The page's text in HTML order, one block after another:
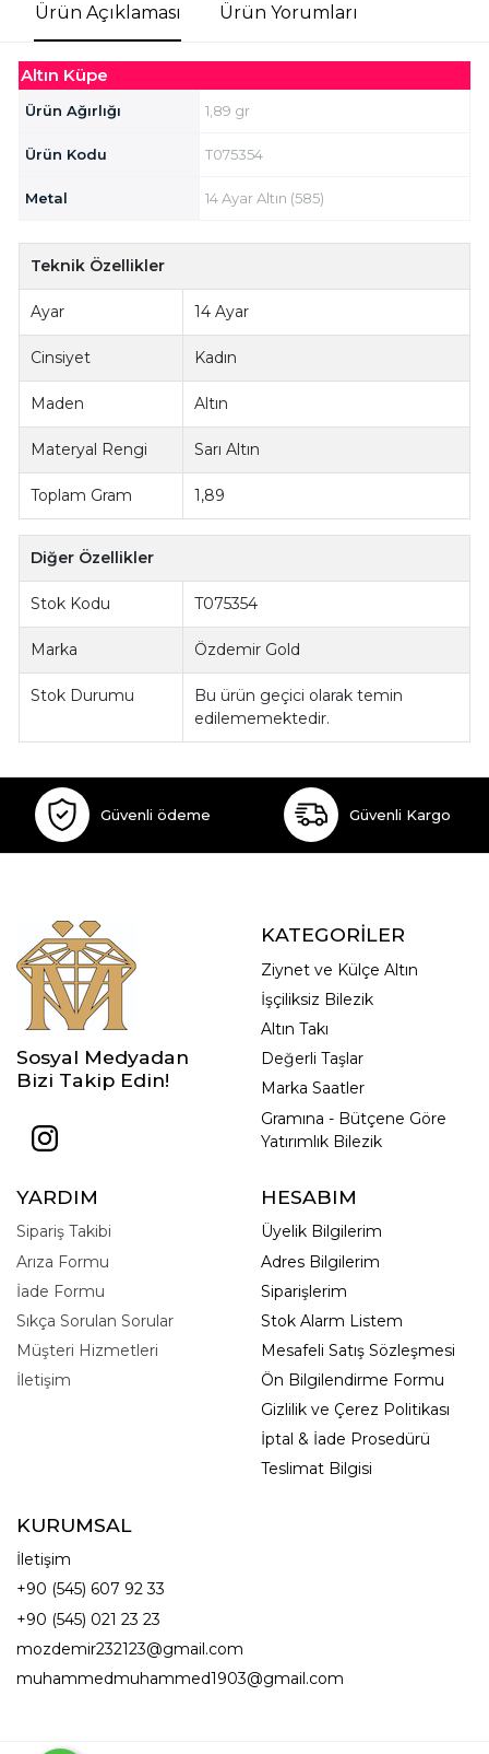
Ürün Açıklaması Ürün Yorumları
Altın Küpe
Ürün Ağırlığı 1,89 gr
Ürün Kodu T075354
Metal 14 Ayar Altın (585)
Teknik Özellikler
Ayar 14 Ayar
Cinsiyet Kadın
Maden Altın
Materyal Rengi Sarı Altın
Toplam Gram 1,89
Diğer Özellikler
Stok Kodu T075354
Marka Özdemir Gold
Stok Durumu
Bu ürün geçici olarak temin
edilememektedir.
Güvenli ödeme Güvenli Kargo
Sosyal Medyadan
Bizi Takip Edin!
KATEGORİLER
Ziynet ve Külçe Altın
İşçiliksiz Bilezik
Altın Takı
Değerli Taşlar
Marka Saatler
Gramına - Bütçene Göre
Yatırımlık Bilezik
YARDIM
Sipariş Takibi
Arıza Formu
İade Formu
Sıkça Sorulan Sorular
Müşteri Hizmetleri
İletişim
HESABIM
Üyelik Bilgilerim
Adres Bilgilerim
Siparişlerim
Stok Alarm Listem
Mesafeli Satış Sözleşmesi
Ön Bilgilendirme Formu
Gizlilik ve Çerez Politikası
İptal & İade Prosedürü
Teslimat Bilgisi
KURUMSAL
İletişim
+90 (545) 607 92 33
+90 (545) 021 23 23
mozdemir232123@gmail.com
muhammedmuhammed1903@gmail.com